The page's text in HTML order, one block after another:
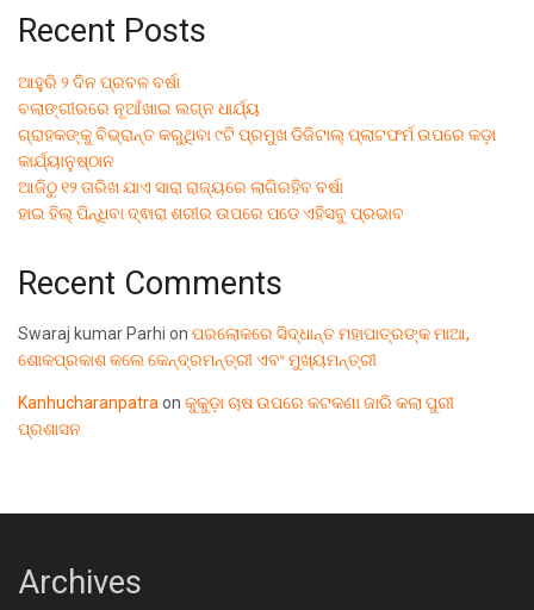
Recent Posts
ଆହୁରି ୨ ଦିନ ପ୍ରବଳ ବର୍ଷା
ବଲାଙ୍ଗୀରରେ ନୂଆଁଖାଇ ଲଗ୍ନ ଧାର୍ଯ୍ୟ
ଗ୍ରାହକଙ୍କୁ ବିଭ୍ରାନ୍ତ କରୁଥିବା ୯ଟି ପ୍ରମୁଖ ଡିଜିଟାଲ୍ ପ୍ଲାଟଫର୍ମ ଉପରେ କଡ଼ା
କାର୍ଯ୍ୟାନୁଷ୍ଠାନ
ଆଜିଠୁ ୧୨ ତାରିଖ ଯାଏ ସାରା ରାଜ୍ୟରେ ଲାଗିରହିବ ବର୍ଷା
ହାଇ ହିଲ୍ ପିନ୍ଧିବା ଦ୍ଵାରା ଶରୀର ଉପରେ ପଡେ ଏହିସବୁ ପ୍ରଭାବ
Recent Comments
Swaraj kumar Parhi on ପରଲୋକରେ ସିଦ୍ଧାନ୍ତ ମହାପାତ୍ରଙ୍କ ମାଆ,
ଶୋକପ୍ରକାଶ କଲେ କେନ୍ଦ୍ରମନ୍ତ୍ରୀ ଏବଂ ମୁଖ୍ୟମନ୍ତ୍ରୀ
Kanhucharanpatraon କୁକୁଡ଼ା ଚାଷ ଉପରେ କଟକଣା ଜାରି କଲା ପୁରୀ
ପ୍ରଶାସନ
Archives